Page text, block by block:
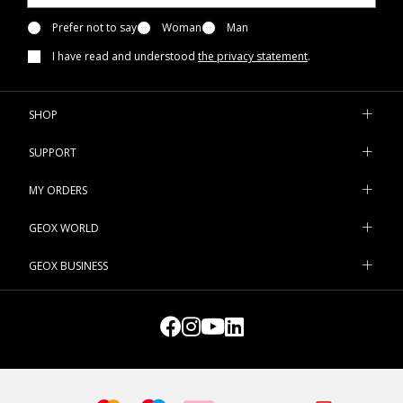
Prefer not to say Woman
Man
I have read and understood the privacy statement.
SHOP
SUPPORT
MY ORDERS
GEOX WORLD
GEOX BUSINESS